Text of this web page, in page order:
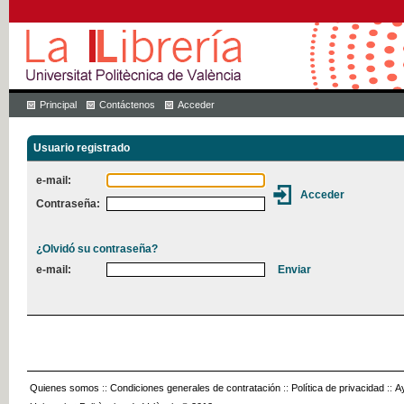
Principal Contáctenos Acceder
Usuario registrado
e-mail:
Contraseña:
¿Olvidó su contraseña?
e-mail:
Quienes somos :: Condiciones generales de contratación :: Política de privacidad ::